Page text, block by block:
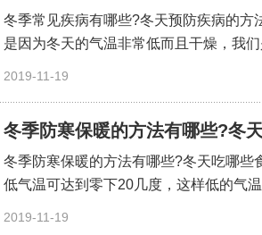
冬季常见疾病有哪些?冬天预防疾病的
是因为冬天的气温非常低而且干燥，我
2019-11-19
冬季防寒保暖的方法有哪些?冬
冬季防寒保暖的方法有哪些?冬天吃哪些
低气温可达到零下20几度，这样低的气
2019-11-19